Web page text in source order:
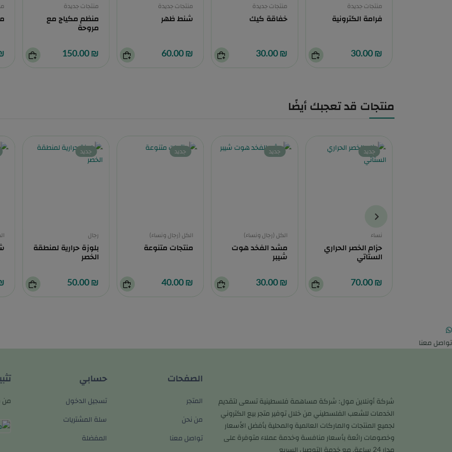
منتجات جديدة
فرامة الكترونية
₪ 30.00
منتجات جديدة
خفاقة كيك
₪ 30.00
منتجات جديدة
شنط ظهر
₪ 60.00
منتجات جديدة
منظم مكياج مع
مروحة
₪ 150.00
منتجات قد تعجبك أيضًا
جديد
نساء
حزام الخصر الحراري
الستاتي
₪ 70.00
جديد
الكل (رجال ونساء)
مشد الفخد هوت
شيبر
₪ 30.00
جديد
الكل (رجال ونساء)
منتجات متنوعة
₪ 40.00
جديد
رجال
بلوزة حرارية لمنطقة
الخصر
₪ 50.00
تواصل معنا
شركة أونلاين مول: شركة مساهمة فلسطينية تسعى لتقديم
الخدمات للشعب الفلسطيني من خلال توفير متجر بيع الكتروني
لجميع المنتجات والماركات العالمية والمحلية بأفضل الأسعار
وخصومات رائعة بأسعار منافسة وخدمة عملاء متوفرة على
مدار 24 ساعة. مع خدمة التوصيل السريع
الصفحات
المتجر
من نحن
تواصل معنا
حسابي
تسجيل الدخول
سلة المشتريات
المفضلة
من